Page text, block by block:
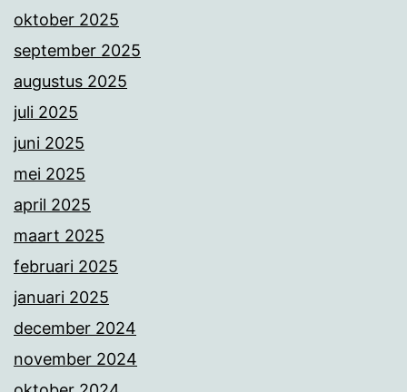
oktober 2025
september 2025
augustus 2025
juli 2025
juni 2025
mei 2025
april 2025
maart 2025
februari 2025
januari 2025
december 2024
november 2024